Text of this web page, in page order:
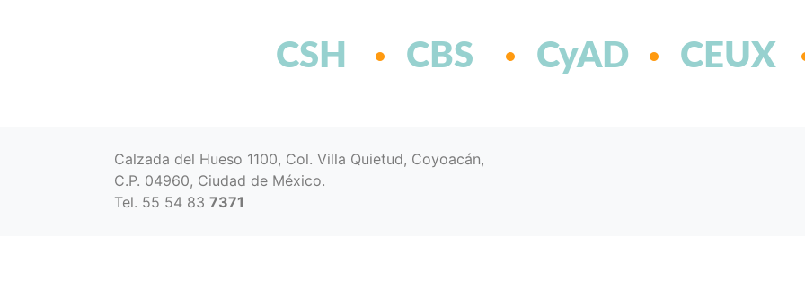
CSH CBS CyAD CEUX
Calzada del Hueso 1100, Col. Villa Quietud, Coyoacán,
C.P. 04960, Ciudad de México.
Tel. 55 54 83 7371